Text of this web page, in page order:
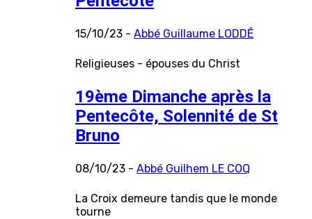
15/10/23 - Abbé Guillaume LODDÉ
Religieuses - épouses du Christ
19ème Dimanche après la
Pentecôte, Solennité de St
Bruno
08/10/23 - Abbé Guilhem LE COQ
La Croix demeure tandis que le monde
tourne